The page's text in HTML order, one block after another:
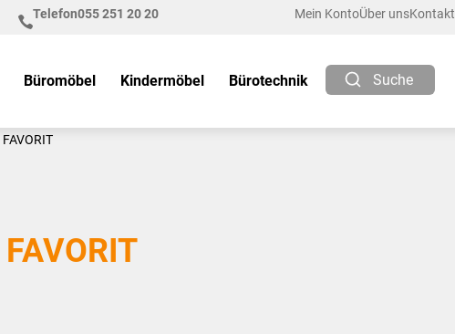
Telefon055 251 20 20 Mein KontoÜber unsKontakt
Büromöbel Kindermöbel Bürotechnik Suche
FAVORIT
FAVORIT